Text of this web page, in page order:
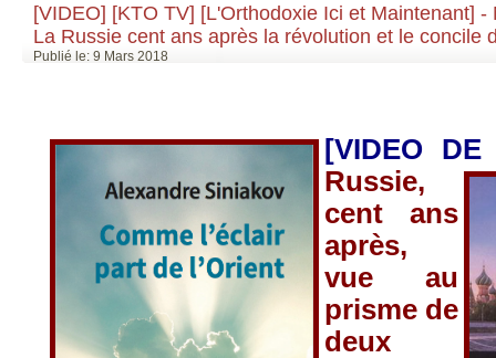
[VIDEO] [KTO TV] [L'Orthodoxie Ici et Maintenant]
La Russie cent ans après la révolution et le concile
Publié le: 9 Mars 2018
[VIDEO DE
Russie,
cent ans
après,
vue au
prisme de
deux